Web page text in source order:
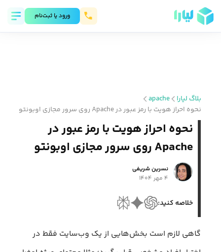
ورود يا ثبت‌نام
بلاگ لیارا
apache
نحوه احراز هویت با رمز عبور در Apache روی سرور مجازی اوبونتو
نحوه احراز هویت با رمز عبور در
Apache روی سرور مجازی اوبونتو
نسرین شریفی
۴ مهر ۱۴۰۴
خلاصه کنید:
گاهی لازم است بخش‌هایی از یک وب‌سایت فقط در